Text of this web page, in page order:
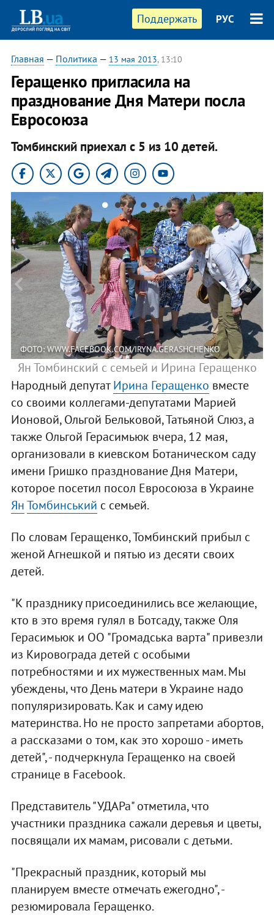
Поддержать РУС
Главная — Политика — 13 мая 2013, 13:10
​Геращенко пригласила на
празднование Дня Матери посла
Евросоюза
Томбинский приехал с 5 из 10 детей.
ФОТО: WWW.FACEBOOK.COM/IRYNA.GERASHCHENKO
Ян Томбинский с семьей и Ирина Геращенко
Народный депутатИрина Геращенко вместе
со своими коллегами-депутатами Марией
Ионовой, Ольгой Бельковой, Татьяной Слюз, а
также Ольгой Герасимьюк вчера, 12 мая,
организовали в киевском Ботаническом саду
имени Гришко празднование Дня Матери,
которое посетил посол Евросоюза в Украине
ЯнТомбинський с семьей.
По словам Геращенко, Томбинский прибыл с
женой Агнешкой и пятью из десяти своих
детей.
"К празднику присоединились все желающие,
кто в это время гулял в Ботсаду, также Оля
Герасимьюк и ОО "Громадська варта" привезли
из Кировограда детей с особыми
потребностями и их мужественных мам. Мы
убеждены, что День матери в Украине надо
популяризировать. Как и саму идею
материнства. Но не просто запретами абортов,
а рассказами о том, как это хорошо - иметь
детей", - подчеркнула Геращенко на своей
странице в Facebook.
Представитель "УДАРа" отметила, что
участники праздника сажали деревья и цветы,
посвящали их мамам, рисовали с детьми.
"Прекрасный праздник, который мы
планируем вместе отмечать ежегодно", -
резюмировала Геращенко.